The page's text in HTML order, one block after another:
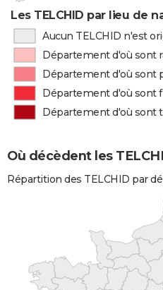
Les TELCHID par lieu de
Aucun TELCHID n'est
Département d'où sont
Département d'où sont
Département d'où sont
Département d'où sont
Où décèdent les
Répartition des TELCHID par